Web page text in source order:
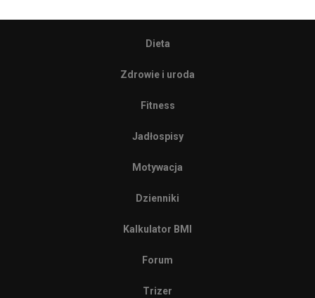
Dieta
Zdrowie i uroda
Fitness
Jadłospisy
Motywacja
Dzienniki
Kalkulator BMI
Forum
Trizer